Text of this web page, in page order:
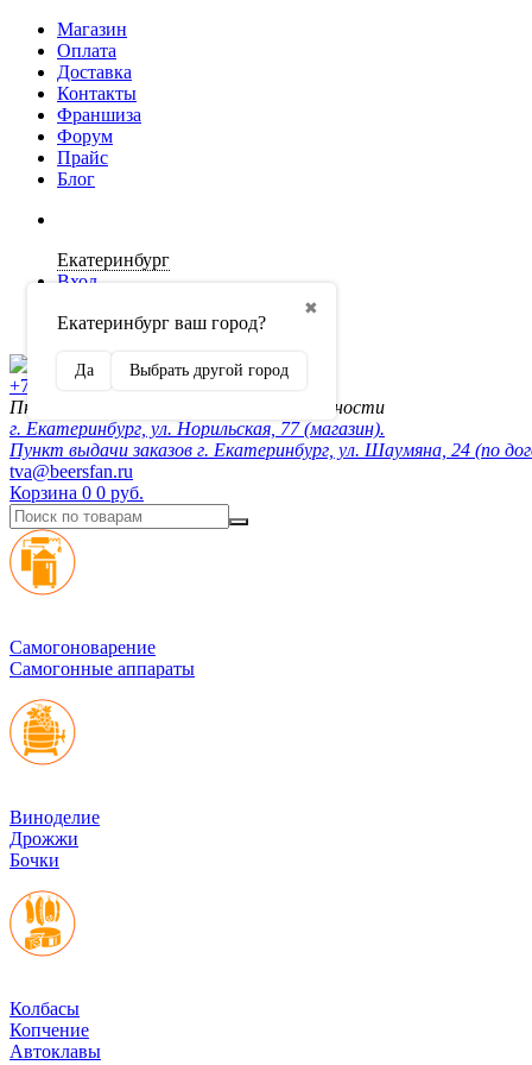
Магазин
Оплата
Доставка
Контакты
Франшиза
Форум
Прайс
Блог
Екатеринбург
✖
Екатеринбург ваш город?
Да Выбрать другой город
Вход
Регистрация
+7 (902) 872-54-70
Пн-Пт 10:00-20:00, сб-вск по договорённости
г. Екатеринбург, ул. Норильская, 77 (магазин).
Пункт выдачи заказов г. Екатеринбург, ул. Шаумяна, 24 (по
tva@beersfan.ru
Корзина 0 0 руб.
Cамогоноварение
Самогонные аппараты
Виноделие
Дрожжи
Бочки
Колбасы
Копчение
Автоклавы